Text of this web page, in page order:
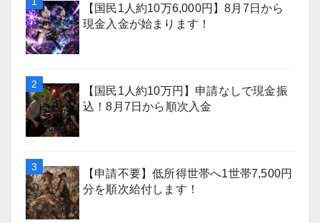
【国民1人約10万6,000円】8月7日から
現金入金が始まります！
【国民1人約10万円】申請なしで現金振
込！8月7日から順次入金
【申請不要】低所得世帯へ1世帯7,500円
分を順次給付します！